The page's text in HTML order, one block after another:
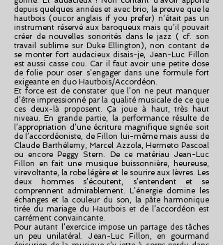
depuis quelques années et avec brio, la preuve que le
hautbois (oucor anglais if you prefer) n’était pas un
instrument réservé aux baroqueux mais qu’il pouvait
créer de nouvelles sonorités dans le jazz ( cf. son
travail sublime sur Duke Ellington), non contant de
se monter fort audacieux disais-je, Jean-Luc Fillon
est aussi casse cou. Car il faut avoir une petite dose
de folie pour oser s’engager dans une formule fort
exigeante en duo Hautbois/Accordéon.
Et force est de constater que l’on ne peut manquer
d’être impressionné par la qualité musicale de ce que
ces deux-là proposent. Ça joue à haut, très haut
niveau. En grande partie, la performance résulte de
l’appropriation d’une écriture magnifique signée soit
de l’accordéoniste, de Fillon lui-même mais aussi de
Claude Barthélemy, Marcel Azzola, Hermeto Pascoal
ou encore Peggy Stern. De ce matériau Jean-Luc
Fillon en fait une musique buissonnière, heureuse,
virevoltante, la robe légère et le sourire aux lèvres. Les
deux hommes s’écoutent, s’entendent et se
comprennent admirablement. L’énergie domine les
échanges et la couleur du son, la pâte harmonique
tirée du mariage du Hautbois et de l’accordéon est
carrément convaincante.
Pour autant l’exercice impose un partage des tâches
un peu unilatéral. Jean-Luc Fillon, en gourmand